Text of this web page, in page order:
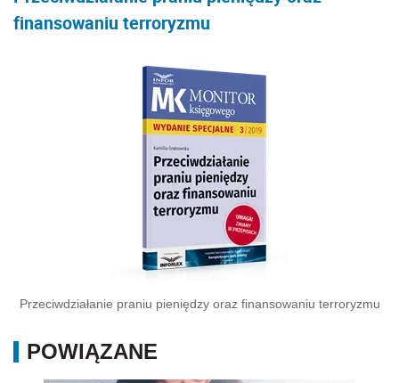
finansowaniu terroryzmu
Przeciwdziałanie praniu pieniędzy oraz finansowaniu terroryzmu
POWIĄZANE